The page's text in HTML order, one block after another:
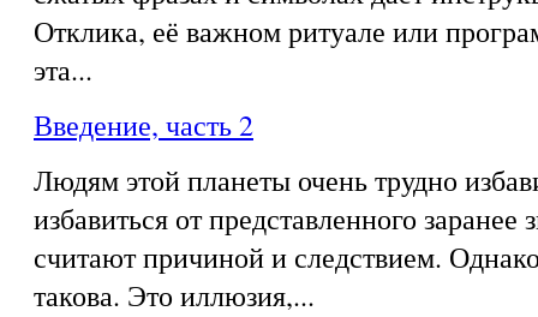
Отклика, её важном ритуале или
эта...
Введение, часть 2
Людям этой планеты очень трудно
избавиться от представленного заранее
считают причиной и следствием.
такова. Это иллюзия,...